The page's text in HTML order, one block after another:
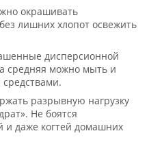
окрашивать
лишних хлопот освежить
дисперсионной
средняя можно мыть и
разрывную нагрузку
Не боятся
и даже когтей домашних